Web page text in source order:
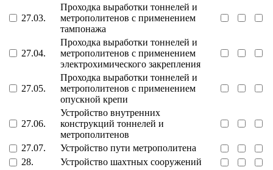
27.03.
Проходка выработки тоннелей и
метрополитенов с применением
тампонажа
27.04.
Проходка выработки тоннелей и
метрополитенов с применением
электрохимического закрепления
27.05.
Проходка выработки тоннелей и
метрополитенов с применением
опускной крепи
27.06.
Устройство внутренних
конструкций тоннелей и
метрополитенов
27.07.
Устройство пути метрополитена
28.
Устройство шахтных сооружений